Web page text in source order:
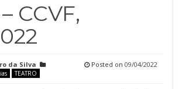
CCVF,
da Silva
TEATRO
Posted on 09/04/2022